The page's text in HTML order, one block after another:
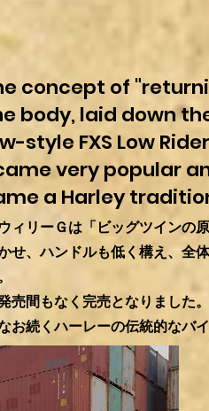
concept of
body, laid down
style FXS Low
very popular
a Harley
ィリーＧは「ビッグツイン
せ、ハンドルも低く構え、全
売間もなく完売となりました。
お続くハーレーの伝統的なバ